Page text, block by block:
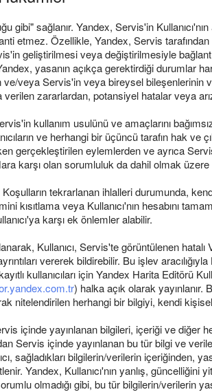
gibi" sağlanır. Yandex, Servis'in
etmez. Özellikle, Yandex, Servis
geliştirilmesi veya değiştirilmesiyle
yasanın açıkça gerektirdiği durumlar
ve/veya Servis'in veya bireysel bileşenlerinin
verilen zararlardan, potansiyel hatalar veya
kullanım usulünü ve amaçlarını
ve herhangi bir üçüncü tarafın hak ve
gerçekleştirilen eylemlerden ve ayrıca
karşı olan sorumluluk da dahil olmak
tekrarlanan ihlalleri durumunda,
kısıtlama veya Kullanıcı'nın hesabını
karşı ek önlemler alabilir.
Kullanıcı, Servis'te görüntülenen
vererek bildirebilir. Bu işlev
kullanıcıları için Yandex Harita Editörü
) halka açık olarak yayınlanır.
nitelendirilen herhangi bir bilgiyi, kendi
içinde yayınlanan bilgileri, içeriği ve diğer
Servis içinde yayınlanan bu tür bilgi ve
sağladıkları bilgilerin/verilerin içeriğinden,
Yandex, Kullanıcı'nın yanlış, güncelliğini
olmadığı gibi, bu tür bilgilerin/verilerin